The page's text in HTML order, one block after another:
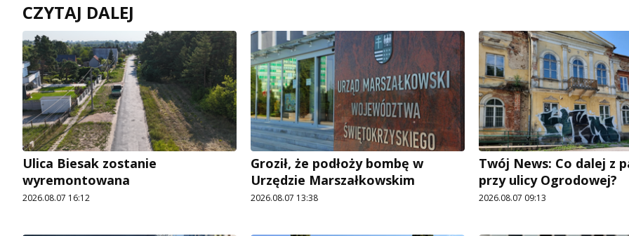
CZYTAJ DALEJ
Ulica Biesak zostanie
wyremontowana
2026.08.07 16:12
Groził, że podłoży bombę w
Urzędzie Marszałkowskim
2026.08.07 13:38
Twój News: Co dalej z
przy ulicy Ogrodowej?
2026.08.07 09:13